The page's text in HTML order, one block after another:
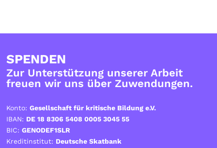
SPENDEN
Zur Unterstützung unserer Arbeit
freuen wir uns über Zuwendungen.
Konto:Gesellschaft für kritische Bildung e.V.
IBAN: DE 18 8306 5408 0005 3045 55
BIC:GENODEF1SLR
Kreditinstitut: Deutsche Skatbank